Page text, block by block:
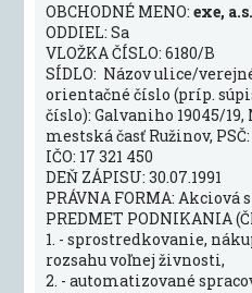
OBCHODNÉ MENO:exe, a.s.
ODDIEL: Sa
VLOŽKA ČÍSLO: 6180/B
SÍDLO: Názov ulice/
orientačné číslo (príp.
číslo): Galvaniho 19045/
mestská časť Ružinov, PSČ:
IČO: 17 321 450
DEŇ ZÁPISU: 30.07.1991
PRÁVNA FORMA: Akciová
PREDMET PODNIKANIA
1. - sprostredkovanie,
rozsahu voľnej živnosti,
2. - automatizované